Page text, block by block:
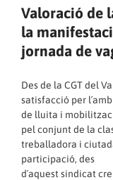
Valoració de
la
jornada de
Des de la CGT del
satisfacció per
de lluita i
pel conjunt de la
treballadora i
participació, des
d´aquest sindicat